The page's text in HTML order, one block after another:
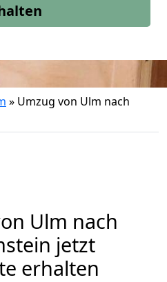
» Umzug von Ulm nach
Ulm nach
jetzt
erhalten